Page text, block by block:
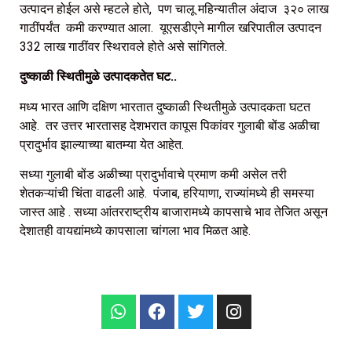
उत्पादन होईल असे म्हटले होते, पण चालू महिन्यातील अंदाज ३२० लाख
गाठींपर्यंत कमी करण्यात आला. यूएसडीएने मागील खरिपातील उत्पादन
332 लाख गाठींवर स्थिरावले होते असे सांगितले.
दुष्काळी स्थितीमुळे उत्पादकतेत घट..
मध्य भारत आणि दक्षिण भारतात दुष्काळी स्थितीमुळे उत्पादकता घटत
आहे. तर उत्तर भारतासह देशभरात कापूस पिकांवर गुलाबी बोंड अळीचा
प्रादुर्भाव झाल्याच्या बातम्या येत आहेत.
सध्या गुलाबी बोंड अळीच्या प्रादुर्भावाचे प्रमाण कमी असेल तरी
शेतकऱ्यांची चिंता वाढली आहे. पंजाब, हरियाणा, राज्यांमध्ये ही समस्या
जास्त आहे . सध्या आंतरराष्ट्रीय बाजारामध्ये कापसाचे भाव तेजित असून
देशातही वायद्यांमध्ये कापसाला चांगला भाव मिळत आहे.